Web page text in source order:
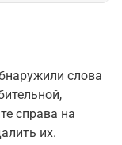
слова
справа на
их.